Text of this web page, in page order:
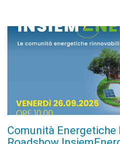
Comunità Energetiche